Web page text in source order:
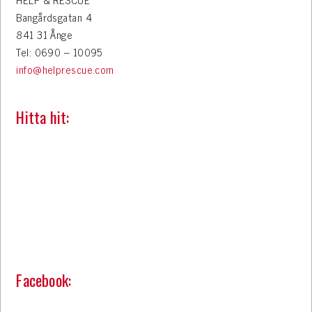
Bangårdsgatan 4
841 31 Ånge
Tel: 0690 – 10095
info@helprescue.com
Hitta hit:
Facebook: